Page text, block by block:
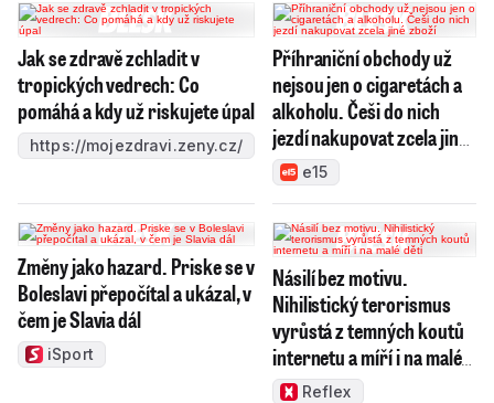
Jak se zdravě zchladit v
tropických vedrech: Co
pomáhá a kdy už riskujete úpal
https://mojezdravi.zeny.cz/
Příhraniční obchody už
nejsou jen o cigaretách a
alkoholu. Češi do nich
jezdí nakupovat zcela jiné
zbožíe15
Změny jako hazard. Priske se v
Boleslavi přepočítal a ukázal, v
čem je Slavia dál
iSport
Násilí bez motivu.
Nihilistický terorismus
vyrůstá z temných koutů
internetu a míří i na malé
dětiReflex